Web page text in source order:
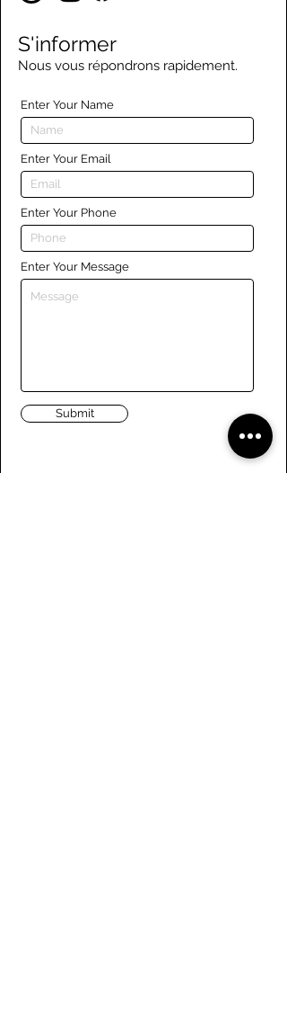
S'informer
Nous vous répondrons rapidement.
Enter Your Name
Enter Your Email
Enter Your Phone
Enter Your Message
Submit